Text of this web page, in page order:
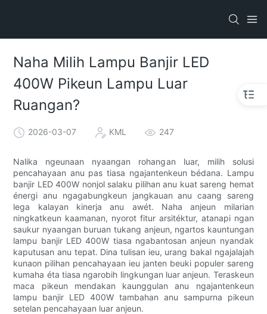
Naha Milih Lampu Banjir LED
400W Pikeun Lampu Luar
Ruangan?
2026-03-07 KML 247
Nalika ngeunaan nyaangan rohangan luar, milih solusi
pencahayaan anu pas tiasa ngajantenkeun bédana. Lampu
banjir LED 400W nonjol salaku pilihan anu kuat sareng hemat
énergi anu ngagabungkeun jangkauan anu caang sareng
lega kalayan kinerja anu awét. Naha anjeun milarian
ningkatkeun kaamanan, nyorot fitur arsitéktur, atanapi ngan
saukur nyaangan buruan tukang anjeun, ngartos kauntungan
lampu banjir LED 400W tiasa ngabantosan anjeun nyandak
kaputusan anu tepat. Dina tulisan ieu, urang bakal ngajalajah
kunaon pilihan pencahayaan ieu janten beuki populer sareng
kumaha éta tiasa ngarobih lingkungan luar anjeun. Teraskeun
maca pikeun mendakan kaunggulan anu ngajantenkeun
lampu banjir LED 400W tambahan anu sampurna pikeun
setelan pencahayaan luar anjeun.